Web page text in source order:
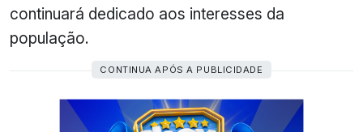
continuará dedicado aos interesses da
população.
CONTINUA APÓS A PUBLICIDADE